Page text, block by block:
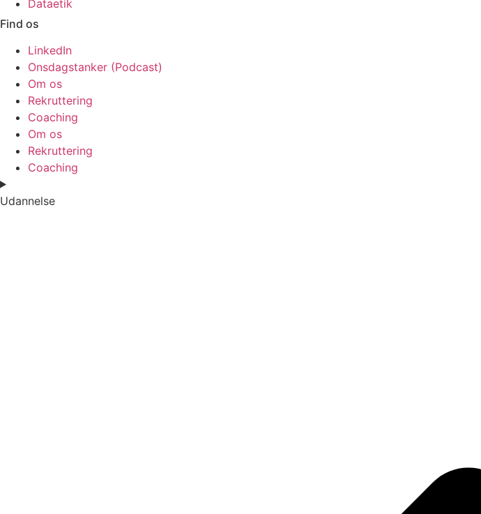
Dataetik
Find os
LinkedIn
Onsdagstanker (Podcast)
Om os
Rekruttering
Coaching
Om os
Rekruttering
Coaching
Udannelse